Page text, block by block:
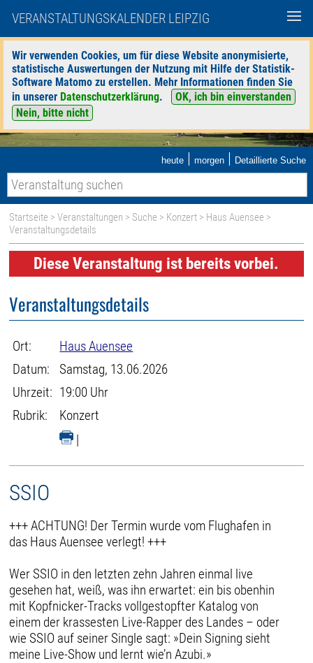
VERANSTALTUNGSKALENDER LEIPZIG
Wir verwenden Cookies, um für diese Website anonymisierte,
statistische Auswertungen der Nutzung mit Hilfe der Statistik-
Software Matomo zu erstellen. Mehr Informationen finden Sie
in unserer Datenschutzerklärung.
OK, ich bin einverstanden
Nein, bitte nicht
heute | morgen | Detaillierte Suche
Startseite >Veranstaltungen > Suche > Konzert > Haus Auensee >
Veranstaltungsdetails
Diese Veranstaltung ist bereits vorbei.
Veranstaltungsdetails
Ort:
Haus Auensee
Datum:
Samstag, 13.06.2026
Uhrzeit: 19:00 Uhr
Rubrik:
Konzert
|
SSIO
+++ ACHTUNG! Der Termin wurde vom Flughafen in
das Haus Auensee verlegt! +++
Wer SSIO in den letzten zehn Jahren einmal live
gesehen hat, weiß, was ihn erwartet: ein bis obenhin
mit Kopfnicker-Tracks vollgestopfter Katalog von
einem der krassesten Live-Rapper des Landes – oder
wie SSIO auf seiner Single sagt: »Dein Signing sieht
meine Live-Show und lernt wie’n Azubi.»